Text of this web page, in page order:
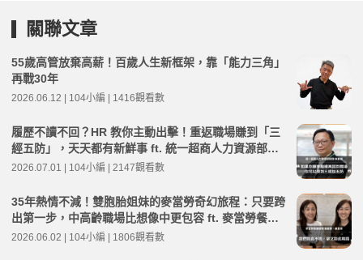
關聯文章
55歲高管放棄高薪！百歲人生新框架，靠「能力三角」
再戰30年
2026.06.12 | 104小編 | 1416觀看數
履歷不讀不回？HR 教你主動出擊！重返職場賺到「三
經五防」，天天都有新鮮事 ft. 統一超商人力資源部經
理 林宸碩 | 高年級不打烊 x 用 AI 點亮第二人生 EP279
2026.07.01 | 104小編 | 2147觀看數
35年熱情不減！雙胞胎姐妹的麥當勞奇幻旅程：只要跨
出第一步，中高齡職場比想像中更包容 ft. 麥當勞餐廳
經理 嚴嘉惠、嚴嘉雯 | 高年級不打烊 x 用 AI 點亮第二
2026.06.02 | 104小編 | 1806觀看數